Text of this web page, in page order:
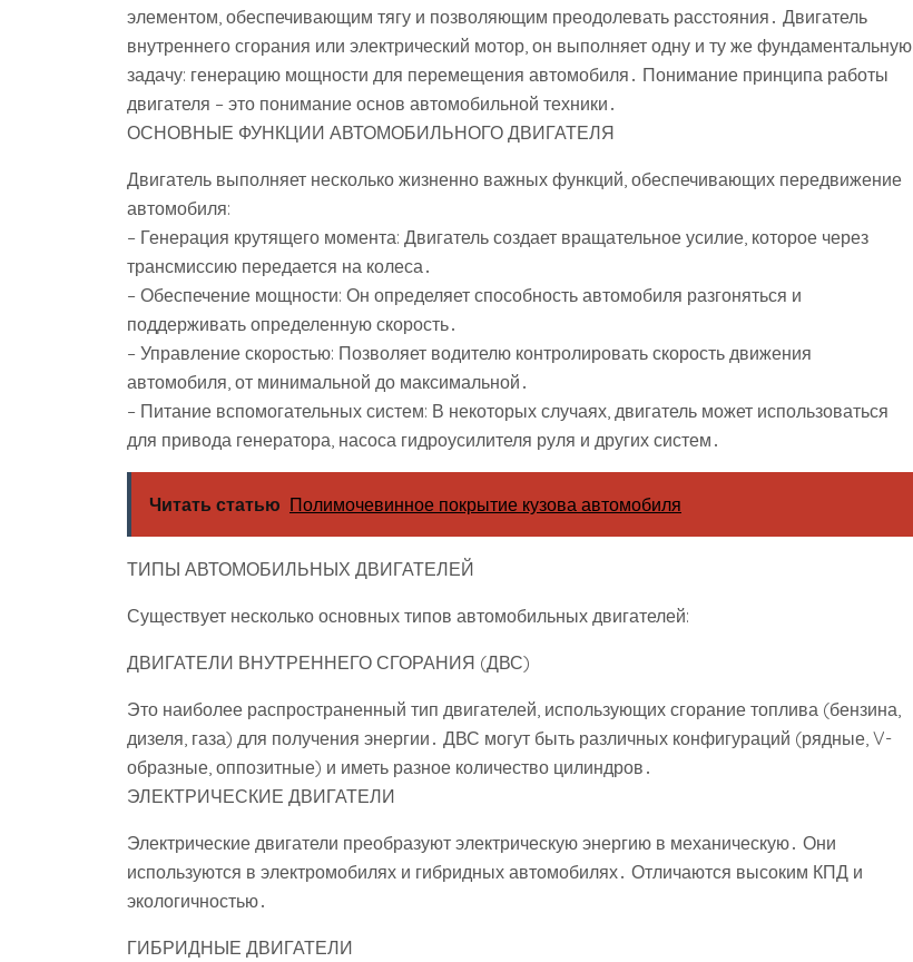
элементом, обеспечивающим тягу и позволяющим преодолевать расстояния․ Двигатель
внутреннего сгорания или электрический мотор, он выполняет одну и ту же фундаментальную
задачу: генерацию мощности для перемещения автомобиля․ Понимание принципа работы
двигателя – это понимание основ автомобильной техники․
ОСНОВНЫЕ ФУНКЦИИ АВТОМОБИЛЬНОГО ДВИГАТЕЛЯ
Двигатель выполняет несколько жизненно важных функций, обеспечивающих передвижение
автомобиля:
– Генерация крутящего момента: Двигатель создает вращательное усилие, которое через
трансмиссию передается на колеса․
– Обеспечение мощности: Он определяет способность автомобиля разгоняться и
поддерживать определенную скорость․
– Управление скоростью: Позволяет водителю контролировать скорость движения
автомобиля, от минимальной до максимальной․
– Питание вспомогательных систем: В некоторых случаях, двигатель может использоваться
для привода генератора, насоса гидроусилителя руля и других систем․
Читать статью Полимочевинное покрытие кузова автомобиля
ТИПЫ АВТОМОБИЛЬНЫХ ДВИГАТЕЛЕЙ
Существует несколько основных типов автомобильных двигателей:
ДВИГАТЕЛИ ВНУТРЕННЕГО СГОРАНИЯ (ДВС)
Это наиболее распространенный тип двигателей, использующих сгорание топлива (бензина,
дизеля, газа) для получения энергии․ ДВС могут быть различных конфигураций (рядные, V-
образные, оппозитные) и иметь разное количество цилиндров․
ЭЛЕКТРИЧЕСКИЕ ДВИГАТЕЛИ
Электрические двигатели преобразуют электрическую энергию в механическую․ Они
используются в электромобилях и гибридных автомобилях․ Отличаются высоким КПД и
экологичностью․
ГИБРИДНЫЕ ДВИГАТЕЛИ